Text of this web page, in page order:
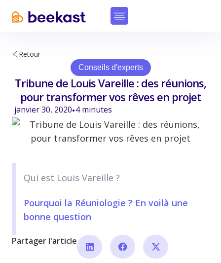
Retour
Conseils d'experts
Tribune de Louis Vareille : des réunions,
pour transformer vos rêves en projet
janvier 30, 2020•4minutes
Qui est Louis Vareille ?
Pourquoi la Réuniologie ? En voilà une
bonne question
Partager l'article